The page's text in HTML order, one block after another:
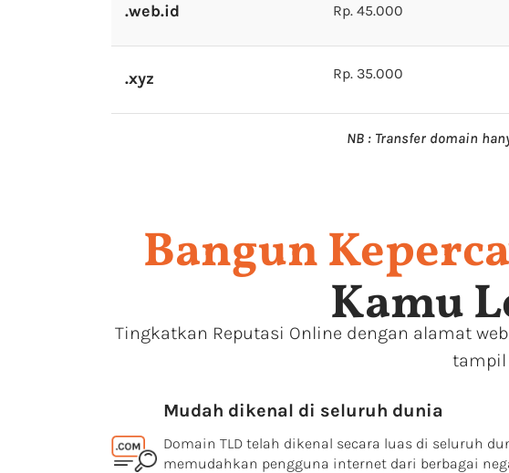
.web.id Rp. 45.000
.xyz Rp. 35.000
NB : Transfer domain
Bangun
Kamu
Tingkatkan Reputasi Online dengan alamat
tampil
Mudah dikenal di seluruh dunia
Domain TLD telah dikenal secara luas di seluruh
memudahkan pengguna internet dari berbagai